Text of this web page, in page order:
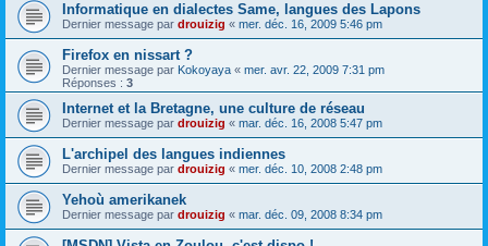
Informatique en dialectes Same, langues des Lapons
Dernier message par drouizig « mer. déc. 16, 2009 5:46 pm
Firefox en nissart ?
Dernier message par Kokoyaya « mer. avr. 22, 2009 7:31 pm
Réponses : 3
Internet et la Bretagne, une culture de réseau
Dernier message par drouizig « mar. déc. 16, 2008 5:47 pm
L'archipel des langues indiennes
Dernier message par drouizig « mer. déc. 10, 2008 2:48 pm
Yehoù amerikanek
Dernier message par drouizig « mar. déc. 09, 2008 8:34 pm